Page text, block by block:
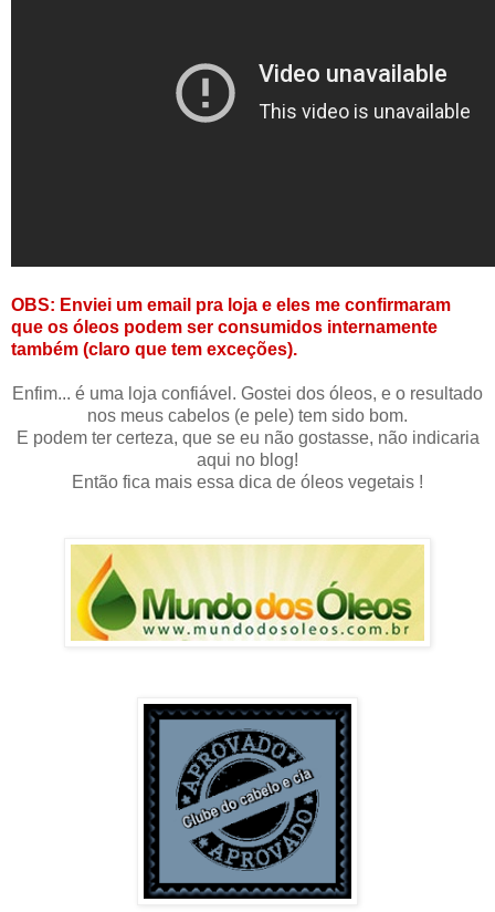
OBS: Enviei um email pra loja e eles me confirmaram
que os óleos podem ser consumidos internamente
também (claro que tem exceções).
Enfim... é uma loja confiável. Gostei dos óleos, e o resultado
nos meus cabelos (e pele) tem sido bom.
E podem ter certeza, que se eu não gostasse, não indicaria
aqui no blog!
Então fica mais essa dica de óleos vegetais !